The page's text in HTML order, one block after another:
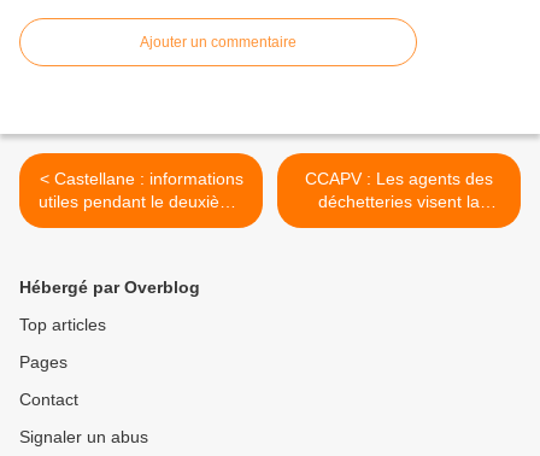
Ajouter un commentaire
< Castellane : informations
utiles pendant le deuxième
confinement
CCAPV : Les agents des
déchetteries visent la
qualité >
Hébergé par Overblog
Top articles
Pages
Contact
Signaler un abus